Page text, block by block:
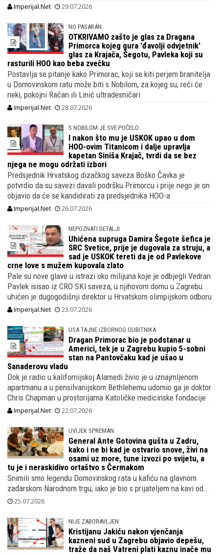
Imperijal.Net 29.07.2026
NO PASARÁN
OTKRIVAMO zašto je glas za Dragana
Primorca kojeg gura 'đavolji odvjetnik'
glas za Krajača, Šegotu, Pavleka koji su
rasturili HOO kao beba zvečku
Postavlja se pitanje kako Primorac, koji se kiti perjem branitelja
u Domovinskom ratu može biti s Nobilom, za kojeg su, reći će
neki, pokojni Račan ili Linić ultradesničari
Imperijal.Net 28.07.2026
S NOBILOM JE SVE POČELO
I nakon što mu je USKOK upao u dom
HOO-ovim Titanicom i dalje upravlja
kapetan Siniša Krajač, tvrdi da se bez
njega ne mogu održati izbori
Predsjednik Hrvatskog dizačkog saveza Boško Čavka je
potvrdio da su savezi davali podršku Primorcu i prije nego je on
objavio da će se kandidirati za predsjednika HOO-a
Imperijal.Net 26.07.2026
NEPOZNATI DETALJI
Uhićena supruga Damira Šegote šefica je
SRC Svetice, prije je dugovala za struju, a
sad je USKOK tereti da je od Pavlekove
crne love s mužem kupovala zlato
Pale su nove glave u istrazi oko milijuna koje je odbjegli Vedran
Pavlek isisao iz CRO SKI saveza, u njihovom domu u Zagrebu
uhićen je dugogodišnji direktor u Hrvatskom olimpijskom odboru
Imperijal.Net 23.07.2026
USA TAJNE IZBORNOG GUBITNIKA
Dragan Primorac bio je podstanar u
Americi, tek je u Zagrebu kupio 5-sobni
stan na Pantovčaku kad je ušao u
Sanaderovu vladu
Dok je radio u kalifornijskoj Alamedi živio je u iznajmljenom
apartmanu a u pensilvanijskom Bethlehemu udomio ga je doktor
Chris Chapman u prostorijama Katoličke medicinske fondacije
Imperijal.Net 22.07.2026
UVIJEK SPREMAN
General Ante Gotovina gušta u Zadru,
kako i ne bi kad je ostvario snove, živi na
osami uz more, tune izvozi po svijetu, a
tu je i neraskidivo ortaštvo s Čermakom
Snimili smo legendu Domovinskog rata u kafiću na glavnom
zadarskom Narodnom trgu, iako je bio s prijateljem na kavi od..
25.07.2026
NIJE ZABORAVLJEN
Kristijanu Jakiću nakon vjenčanja
kazneni sud u Zagrebu objavio depešu,
traže da naš Vatreni plati kaznu inače mu